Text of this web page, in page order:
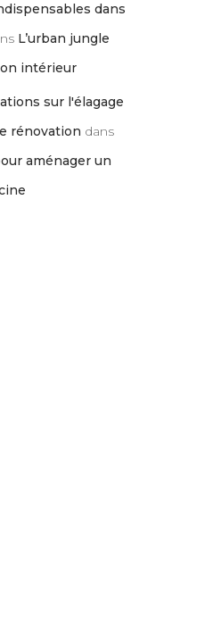
dans
L’urban jungle
intérieur
sur l'élagage
rénovation dans
aménager un